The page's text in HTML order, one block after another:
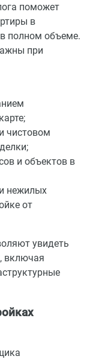
поможет
в
полном объеме.
при
чистовом
и объектов в
нежилых
от
увидеть
включая